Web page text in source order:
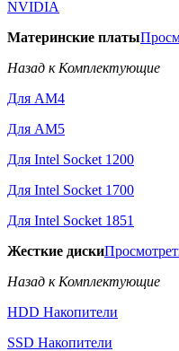
NVIDIA
Материнские платы
Назад к Комплектующие
Для AM4
Для AM5
Для Intel Socket 1200
Для Intel Socket 1700
Для Intel Socket 1851
Жесткие диски
Назад к Комплектующие
HDD Накопители
SSD Накопители